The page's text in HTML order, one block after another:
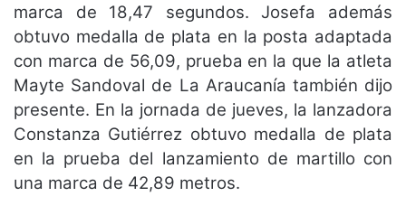
marca de 18,47 segundos. Josefa además
obtuvo medalla de plata en la posta adaptada
con marca de 56,09, prueba en la que la atleta
Mayte Sandoval de La Araucanía también dijo
presente. En la jornada de jueves, la lanzadora
Constanza Gutiérrez obtuvo medalla de plata
en la prueba del lanzamiento de martillo con
una marca de 42,89 metros.